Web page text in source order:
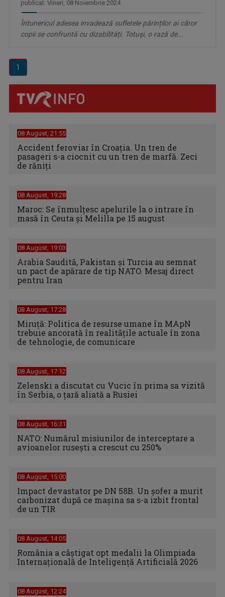
publicat: Vineri, 08 Noiembrie 2024
Întunericul adesea invadează sufletele părinților ai căror
copii se confruntă cu dizabilități. Totuși, o rază de...
1
08 August, 21:55
Accident feroviar în Croația. Un tren de
pasageri s-a ciocnit cu un tren de marfă. Zeci
de răniți
08 August, 19:28
Maroc: Se înmulţesc apelurile la o intrare în
masă în Ceuta şi Melilla pe 15 august
08 August, 19:03
Arabia Saudită, Pakistan și Turcia au semnat
un pact de apărare de tip NATO. Mesaj direct
pentru Iran
08 August, 17:28
Miruță: Politica de resurse umane în MApN
trebuie ancorată în realitățile actuale în zona
de tehnologie, de comunicare
08 August, 17:12
Zelenski a discutat cu Vucic în prima sa vizită
în Serbia, o ţară aliată a Rusiei
08 August, 16:31
NATO: Numărul misiunilor de interceptare a
avioanelor ruseşti a crescut cu 250%
08 August, 15:00
Impact devastator pe DN 58B. Un șofer a murit
carbonizat după ce mașina sa s-a izbit frontal
de un TIR
08 August, 14:05
România a câștigat opt medalii la Olimpiada
Internațională de Inteligență Artificială 2026
08 August, 12:24